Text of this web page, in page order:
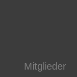
Mitglieder